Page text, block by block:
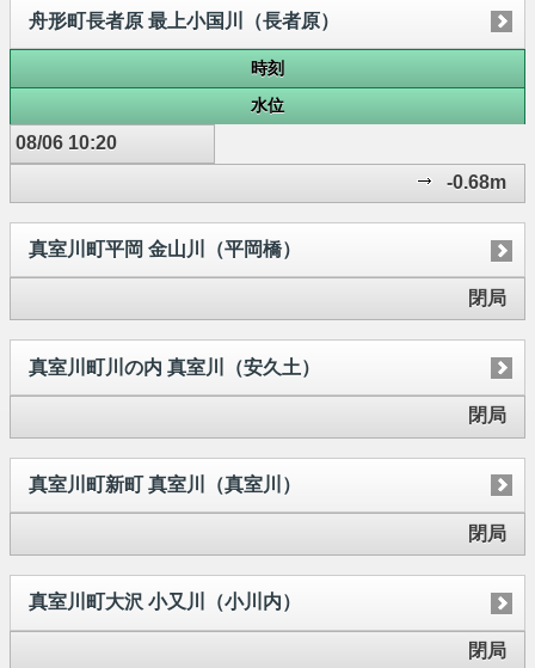
舟形町長者原 最上小国川（長者原）
時刻
水位
08/06 10:20
-0.68m
真室川町平岡 金山川（平岡橋）
閉局
真室川町川の内 真室川（安久土）
閉局
真室川町新町 真室川（真室川）
閉局
真室川町大沢 小又川（小川内）
閉局